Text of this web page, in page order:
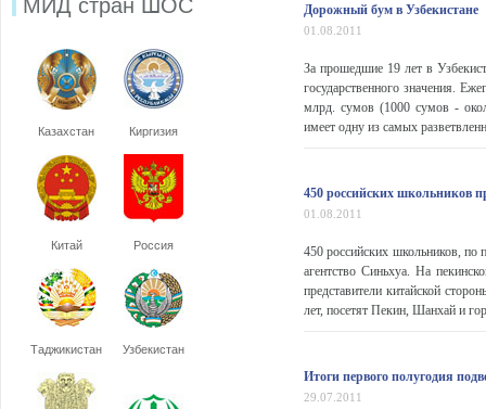
МИД стран ШОС
Казахстан Киргизия
Китай Россия
Таджикистан Узбекистан
Дорожный бум в Узбекистане
01.08.2011
За прошедшие 19 лет в
государственного значения.
млрд. сумов (1000 сумов -
имеет одну из самых
450 российских школьников
01.08.2011
450 российских школьников,
агентство Синьхуа. На
представители китайской
лет, посетят Пекин, Шанхай и
Итоги первого полугодия
29.07.2011